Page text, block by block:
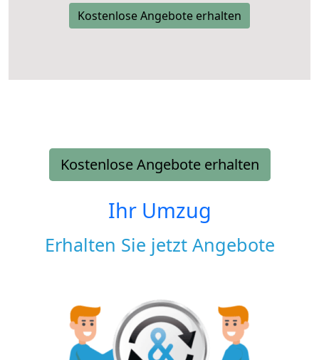
Kostenlose Angebote erhalten
Kostenlose Angebote erhalten
Ihr Umzug
Erhalten Sie jetzt Angebote